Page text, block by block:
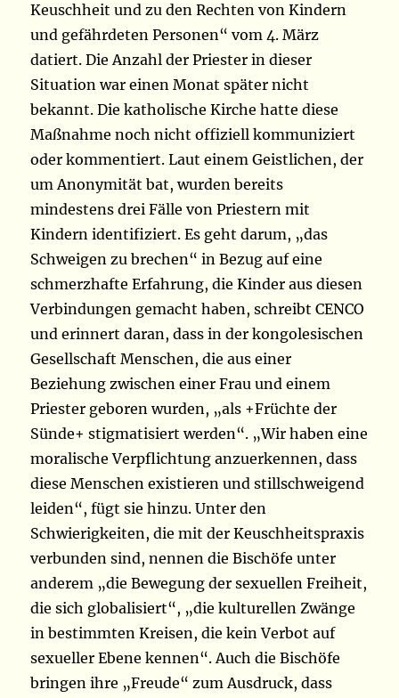
Keuschheit und zu den Rechten von Kindern
und gefährdeten Personen“ vom 4. März
datiert. Die Anzahl der Priester in dieser
Situation war einen Monat später nicht
bekannt. Die katholische Kirche hatte diese
Maßnahme noch nicht offiziell kommuniziert
oder kommentiert. Laut einem Geistlichen, der
um Anonymität bat, wurden bereits
mindestens drei Fälle von Priestern mit
Kindern identifiziert. Es geht darum, „das
Schweigen zu brechen“ in Bezug auf eine
schmerzhafte Erfahrung, die Kinder aus diesen
Verbindungen gemacht haben, schreibt CENCO
und erinnert daran, dass in der kongolesischen
Gesellschaft Menschen, die aus einer
Beziehung zwischen einer Frau und einem
Priester geboren wurden, „als +Früchte der
Sünde+ stigmatisiert werden“. „Wir haben eine
moralische Verpflichtung anzuerkennen, dass
diese Menschen existieren und stillschweigend
leiden“, fügt sie hinzu. Unter den
Schwierigkeiten, die mit der Keuschheitspraxis
verbunden sind, nennen die Bischöfe unter
anderem „die Bewegung der sexuellen Freiheit,
die sich globalisiert“, „die kulturellen Zwänge
in bestimmten Kreisen, die kein Verbot auf
sexueller Ebene kennen“. Auch die Bischöfe
bringen ihre „Freude“ zum Ausdruck, dass